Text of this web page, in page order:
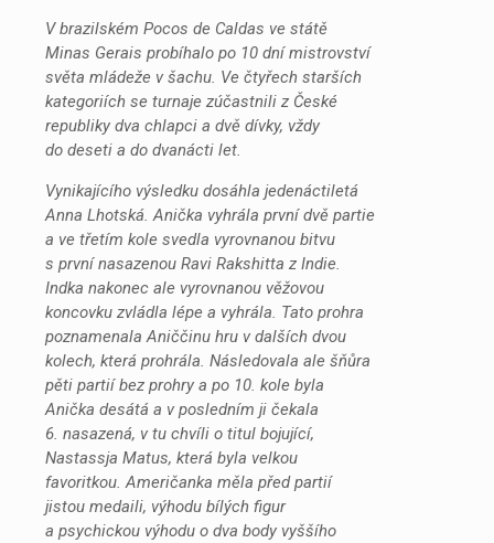
V brazilském Pocos de Caldas ve státě
Minas Gerais probíhalo po 10 dní mistrovství
světa mládeže v šachu. Ve čtyřech starších
kategoriích se turnaje zúčastnili z České
republiky dva chlapci a dvě dívky, vždy
do deseti a do dvanácti let.
Vynikajícího výsledku dosáhla jedenáctiletá
Anna Lhotská. Anička vyhrála první dvě partie
a ve třetím kole svedla vyrovnanou bitvu
s první nasazenou Ravi Rakshitta z Indie.
Indka nakonec ale vyrovnanou věžovou
koncovku zvládla lépe a vyhrála. Tato prohra
poznamenala Aniččinu hru v dalších dvou
kolech, která prohrála. Následovala ale šňůra
pěti partií bez prohry a po 10. kole byla
Anička desátá a v posledním ji čekala
6. nasazená, v tu chvíli o titul bojující,
Nastassja Matus, která byla velkou
favoritkou. Američanka měla před partií
jistou medaili, výhodu bílých figur
a psychickou výhodu o dva body vyššího